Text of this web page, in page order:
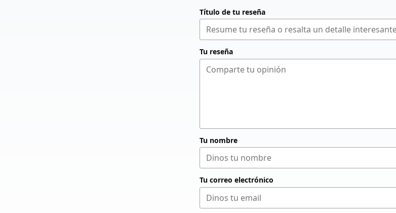
Título de tu reseña
Tu reseña
Tu nombre
Tu correo electrónico